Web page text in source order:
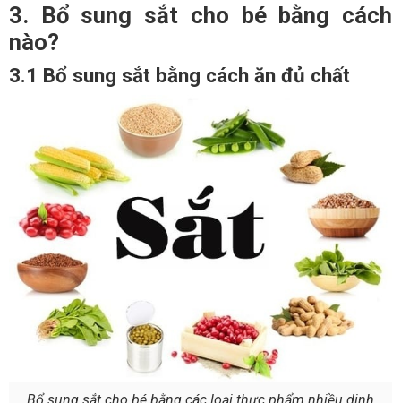
3. Bổ sung sắt cho bé bằng cách
nào?
3.1 Bổ sung sắt bằng cách ăn đủ chất
Bổ sung sắt cho bé bằng các loại thực phẩm nhiều dinh